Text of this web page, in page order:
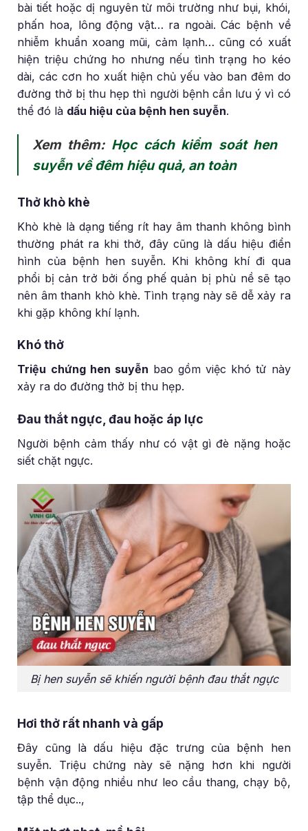
bài tiết hoặc dị nguyên từ môi trường như bụi, khói,
phấn hoa, lông động vật… ra ngoài. Các bệnh về
nhiễm khuẩn xoang mũi, cảm lạnh… cũng có xuất
hiện triệu chứng ho nhưng nếu tình trạng ho kéo
dài, các cơn ho xuất hiện chủ yếu vào ban đêm do
đường thở bị thu hẹp thì người bệnh cần lưu ý vì có
thể đó là dấu hiệu của bệnh hen suyễn.
Xem thêm: Học cách kiểm soát hen
suyễn về đêm hiệu quả, an toàn
Thở khò khè
Khò khè là dạng tiếng rít hay âm thanh không bình
thường phát ra khi thở, đây cũng là dấu hiệu điển
hình của bệnh hen suyễn. Khi không khí đi qua
phổi bị cản trở bởi ống phế quản bị phù nề sẽ tạo
nên âm thanh khò khè. Tình trạng này sẽ dễ xảy ra
khi gặp không khí lạnh.
Khó thở
Triệu chứng hen suyễn bao gồm việc khó tử này
xảy ra do đường thở bị thu hẹp.
Đau thắt ngực, đau hoặc áp lực
Người bệnh cảm thấy như có vật gì đè nặng hoặc
siết chặt ngực.
Bị hen suyễn sẽ khiến người bệnh đau thắt ngực
Hơi thở rất nhanh và gấp
Đây cũng là dấu hiệu đặc trưng của bệnh hen
suyễn. Triệu chứng này sẽ nặng hơn khi người
bệnh vận động nhiều như leo cầu thang, chạy bộ,
tập thể dục..,